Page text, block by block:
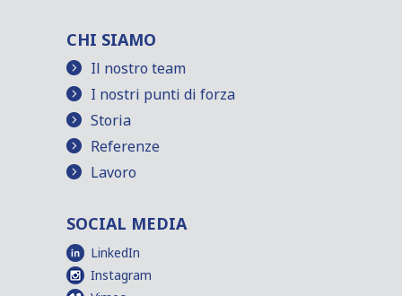
CHI SIAMO
Il nostro team
I nostri punti di forza
Storia
Referenze
Lavoro
SOCIAL MEDIA
LinkedIn
Instagram